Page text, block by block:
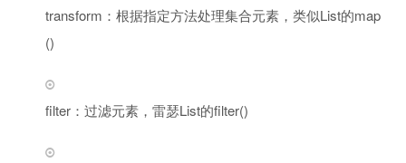
transform：根据指定方法处理集合元素，类似List的map
()
filter：过滤元素，雷瑟List的filter()